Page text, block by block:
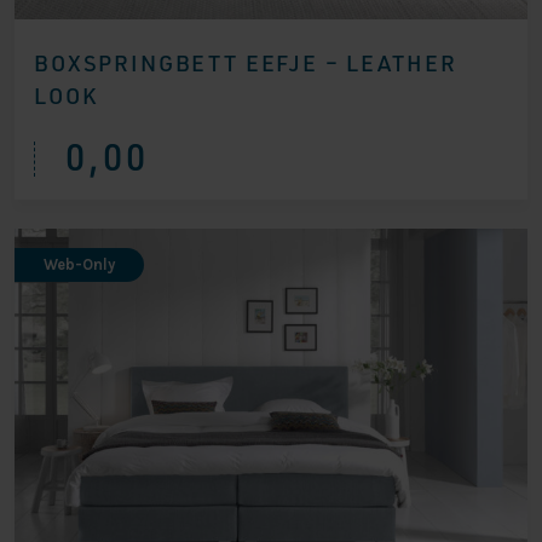
BOXSPRINGBETT EEFJE – LEATHER
LOOK
0,00
Web-Only